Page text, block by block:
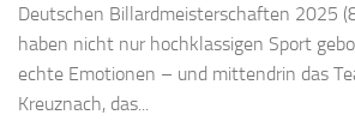
Deutschen Billardmeisterschaften 2025
haben nicht nur hochklassigen Sport
echte Emotionen – und mittendrin das
Kreuznach, das...